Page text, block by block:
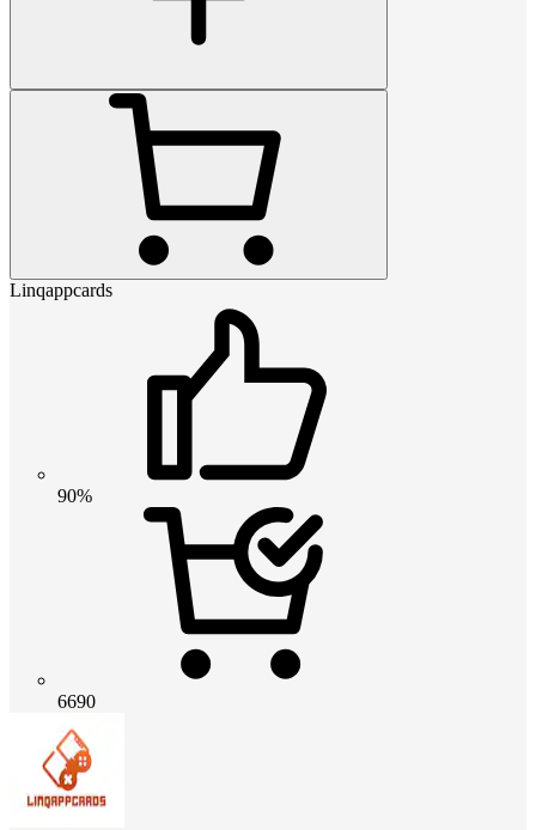
Linqappcards
90%
6690